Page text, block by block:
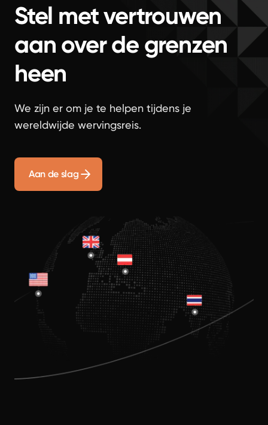
Stel met vertrouwen
aan over de grenzen
heen
We zijn er om je te helpen tijdens je
wereldwijde wervingsreis.
Aan de slag